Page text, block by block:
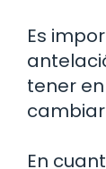
Es
tener
En